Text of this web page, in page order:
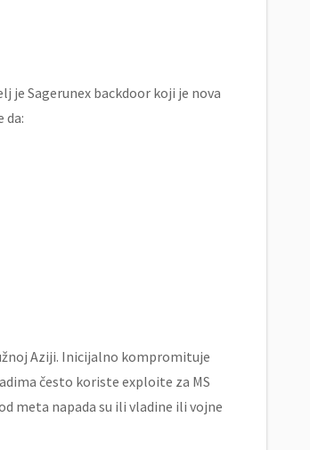
je Sagerunex backdoor koji je nova
da:
Aziji. Inicijalno kompromituje
često koriste exploite za MS
meta napada su ili vladine ili vojne